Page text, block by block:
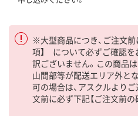
※大型商品につき、ご注文
項】 について必ずご確認
訳ございません。この商品は
山間部等が配送エリア外と
可の場合は、アスクルより
文前に必ず下記【ご注文前の